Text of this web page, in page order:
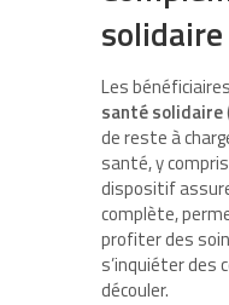
solidaire
Les
santé solidaire
de reste à
santé, y
dispositif
complète,
profiter des
s’inquiéter des
découler.